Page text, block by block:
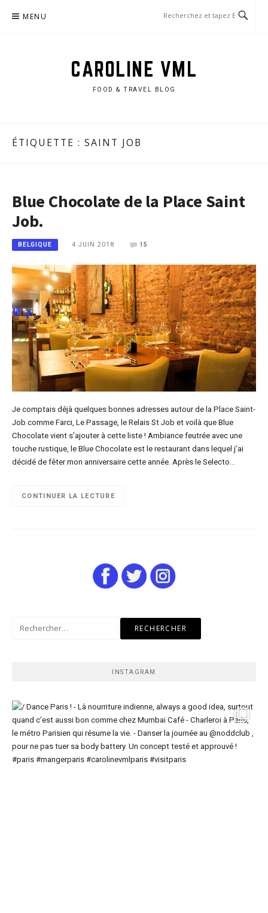
MENU
CAROLINE VML
FOOD & TRAVEL BLOG
ÉTIQUETTE : SAINT JOB
Blue Chocolate de la Place Saint
Job.
BELGIQUE 4 JUIN 2018 15
Je comptais déjà quelques bonnes adresses autour de la Place Saint-
Job comme Farci, Le Passage, le Relais St Job et voilà que Blue
Chocolate vient s’ajouter à cette liste ! Ambiance feutrée avec une
touche rustique, le Blue Chocolate est le restaurant dans lequel j’ai
décidé de fêter mon anniversaire cette année. Après le Selecto…
CONTINUER LA LECTURE
INSTAGRAM